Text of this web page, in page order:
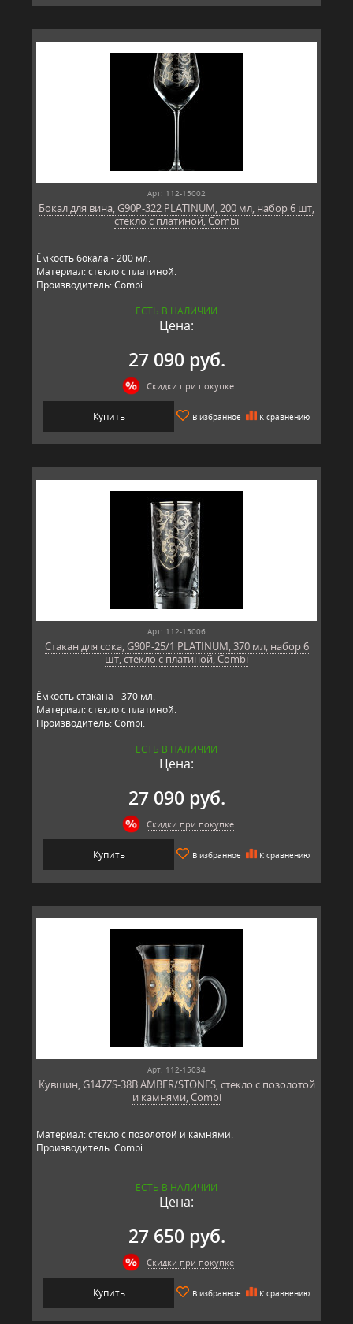
Арт: 112-15002
Бокал для вина, G90P-322 PLATINUM, 200 мл, набор 6 шт,
стекло с платиной, Combi
Ёмкость бокала - 200 мл.
Материал: стекло с платиной.
Производитель: Combi.
ЕСТЬ В НАЛИЧИИ
Цена:
27 090 руб.
Скидки при покупке
Купить В избранное К сравнению
Арт: 112-15006
Стакан для сока, G90P-25/1 PLATINUM, 370 мл, набор 6
шт, стекло с платиной, Combi
Ёмкость стакана - 370 мл.
Материал: стекло с платиной.
Производитель: Combi.
ЕСТЬ В НАЛИЧИИ
Цена:
27 090 руб.
Скидки при покупке
Купить В избранное К сравнению
Арт: 112-15034
Кувшин, G147ZS-38B AMBER/STONES, стекло с позолотой
и камнями, Combi
Материал: стекло с позолотой и камнями.
Производитель: Combi.
ЕСТЬ В НАЛИЧИИ
Цена:
27 650 руб.
Скидки при покупке
Купить В избранное К сравнению